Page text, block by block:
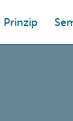
Prinzip